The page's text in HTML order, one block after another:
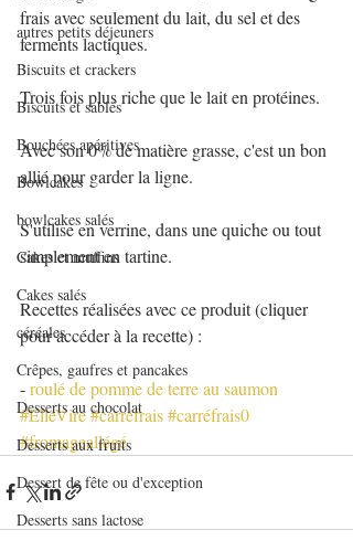
autres petits déjeuners
Biscuits et crackers
Biscuits et sablés
Bouchées apéritives
Bowlcakes
bowlcakes salés
Cakes et muffins
Cakes salés
céréales
Crêpes, gaufres et pancakes
Desserts au chocolat
Desserts aux fruits
Dessert de fête ou d'exception
Desserts sans lactose
frais avec seulement du lait, du sel et des
ferments lactiques.
Trois fois plus riche que le lait en protéines.
Avec son 0% de matière grasse, c'est un bon
allié pour garder la ligne.
S'utilise en verrine, dans une quiche ou tout
simplement en tartine.
Recettes réalisées avec ce produit (cliquer
pour accéder à la recette) :
- roulé de pomme de terre au saumon
#ElleVire#carréfrais#carréfrais0
#fromageallégé